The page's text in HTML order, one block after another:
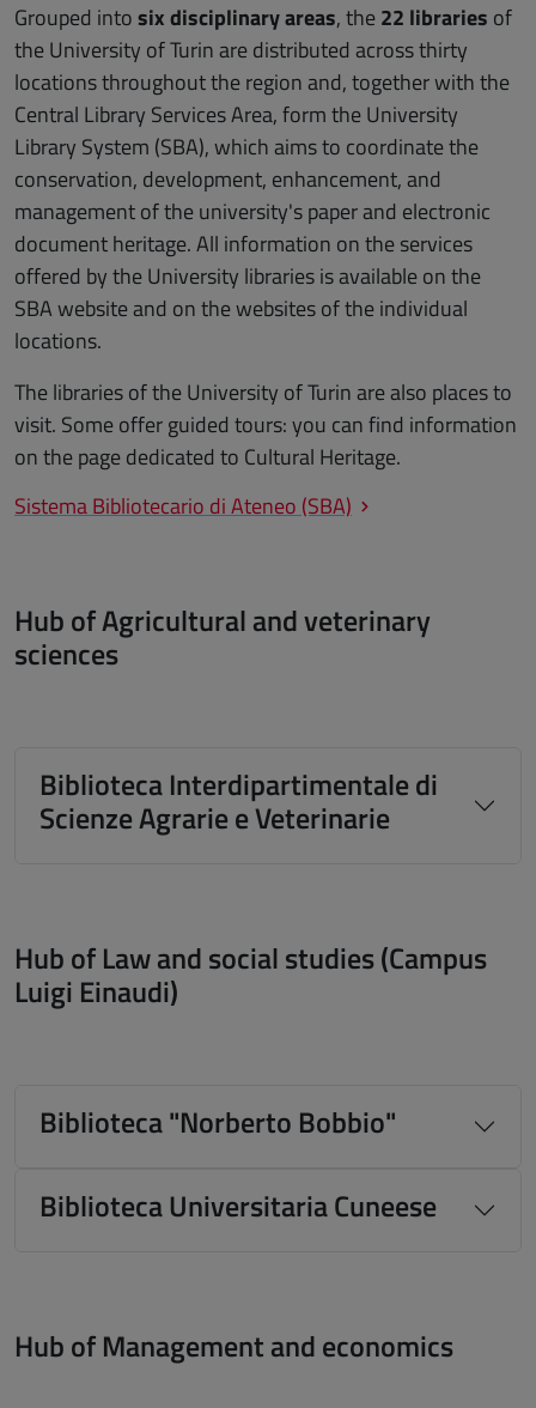
Grouped intosix disciplinary areas, the22 libraries of
the University of Turin are distributed across thirty
locations throughout the region and, together with the
Central Library Services Area, form the University
Library System (SBA), which aims to coordinate the
conservation, development, enhancement, and
management of the university's paper and electronic
document heritage. All information on the services
offered by the University libraries is available on the
SBA website and on the websites of the individual
locations.
The libraries of the University of Turin are also places to
visit. Some offer guided tours: you can find information
on the page dedicated to Cultural Heritage.
Sistema Bibliotecario di Ateneo (SBA)
Hub of Agricultural and veterinary
sciences
Biblioteca Interdipartimentale di
Scienze Agrarie e Veterinarie
Hub of Law and social studies (Campus
Luigi Einaudi)
Biblioteca "Norberto Bobbio"
Biblioteca Universitaria Cuneese
Hub of Management and economics